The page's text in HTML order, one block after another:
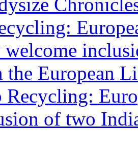
Recycling:
of two